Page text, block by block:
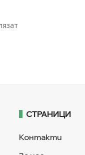
СТРАНИЦИ
Контакти